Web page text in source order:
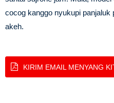
cocog kanggo nyukupi panjaluk
akeh.
KIRIM EMAIL MENYANG